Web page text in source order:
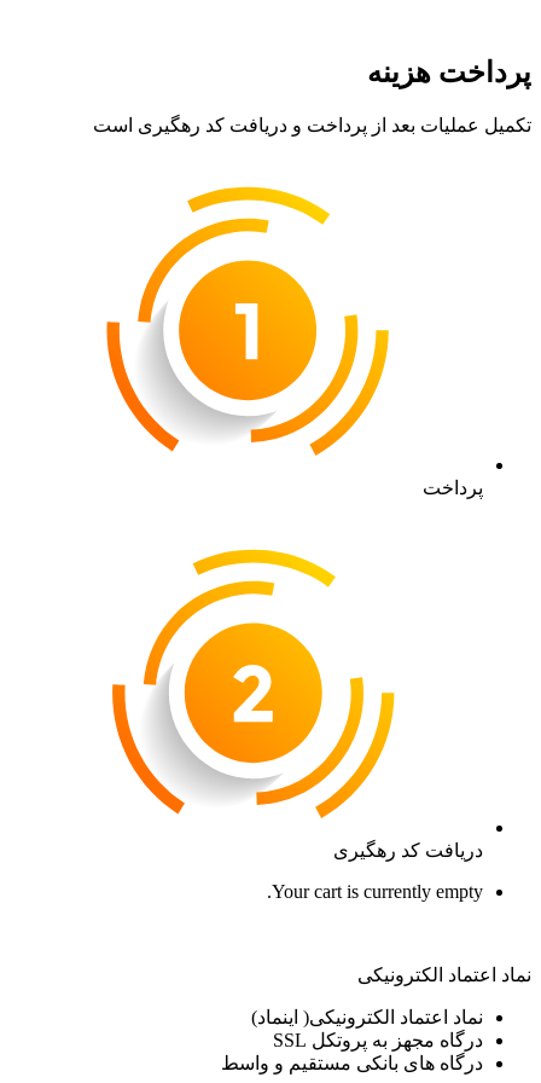
پرداخت هزینه
تکمیل عملیات بعد از پرداخت و دریافت کد رهگیری است
پرداخت
دریافت کد رهگیری
Your cart is currently empty.
نماد اعتماد الکترونیکی
نماد اعتماد الکترونیکی( اینماد)
درگاه مجهز به پروتکل SSL
درگاه های بانکی مستقیم و واسط